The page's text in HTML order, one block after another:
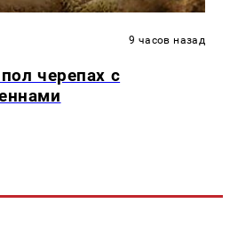
9 часов назад
черепах с